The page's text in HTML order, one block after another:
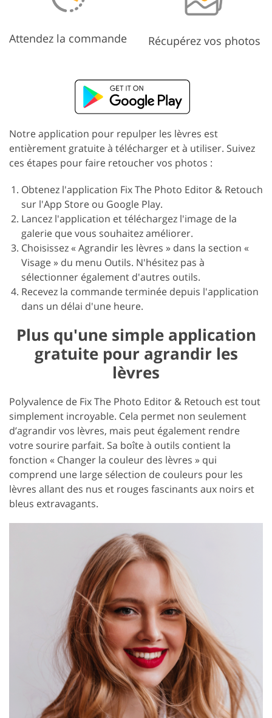
Attendez la commande Récupérez vos photos
Notre application pour repulper les lèvres est
entièrement gratuite à télécharger et à utiliser. Suivez
ces étapes pour faire retoucher vos photos :
Obtenez l'application Fix The Photo Editor & Retouch
sur l'App Store ou Google Play.
Lancez l'application et téléchargez l'image de la
galerie que vous souhaitez améliorer.
Choisissez « Agrandir les lèvres » dans la section «
Visage » du menu Outils. N'hésitez pas à
sélectionner également d'autres outils.
Recevez la commande terminée depuis l'application
dans un délai d'une heure.
Plus qu'une simple application
gratuite pour agrandir les
lèvres
Polyvalence de Fix The Photo Editor & Retouch est tout
simplement incroyable. Cela permet non seulement
d’agrandir vos lèvres, mais peut également rendre
votre sourire parfait. Sa boîte à outils contient la
fonction « Changer la couleur des lèvres » qui
comprend une large sélection de couleurs pour les
lèvres allant des nus et rouges fascinants aux noirs et
bleus extravagants.